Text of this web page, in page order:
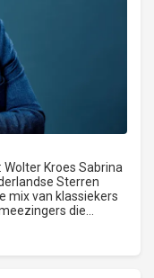
Kroes Sabrina
Sterren
mix van klassiekers
die...